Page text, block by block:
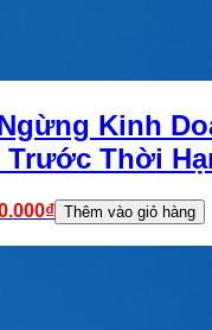
Kinh
Thời
₫ Thêm vào giỏ hàng